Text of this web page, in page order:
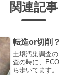
関連記事
転造or切削
土壌汚染調査
査の時に、
ち歩いてます